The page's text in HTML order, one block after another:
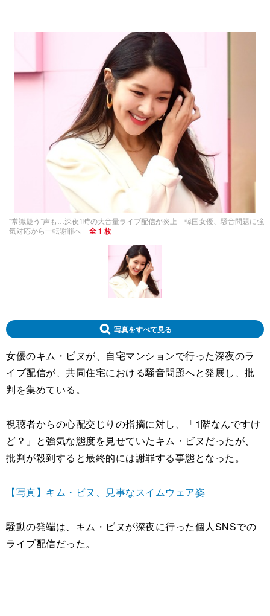
“常識疑う”声も…深夜1時の大音量ライブ配信が炎上 韓国女優、騒音問題に強
気対応から一転謝罪へ
全 1 枚
写真をすべて見る
女優のキム・ビヌが、自宅マンションで行った深夜のラ
イブ配信が、共同住宅における騒音問題へと発展し、批
判を集めている。
視聴者からの心配交じりの指摘に対し、「1階なんですけ
ど？」と強気な態度を見せていたキム・ビヌだったが、
批判が殺到すると最終的には謝罪する事態となった。
【写真】キム・ビヌ、見事なスイムウェア姿
騒動の発端は、キム・ビヌが深夜に行った個人SNSでの
ライブ配信だった。